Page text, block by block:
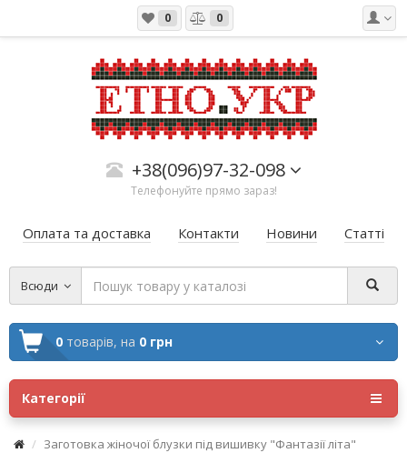
0 0
+38(096)97-32-098
Телефонуйте прямо зараз!
Оплата та доставка Контакти Новини Статті
Всюди
0 товарів, на 0 грн
Категорії
Заготовка жіночої блузки під вишивку "Фантазії літа"